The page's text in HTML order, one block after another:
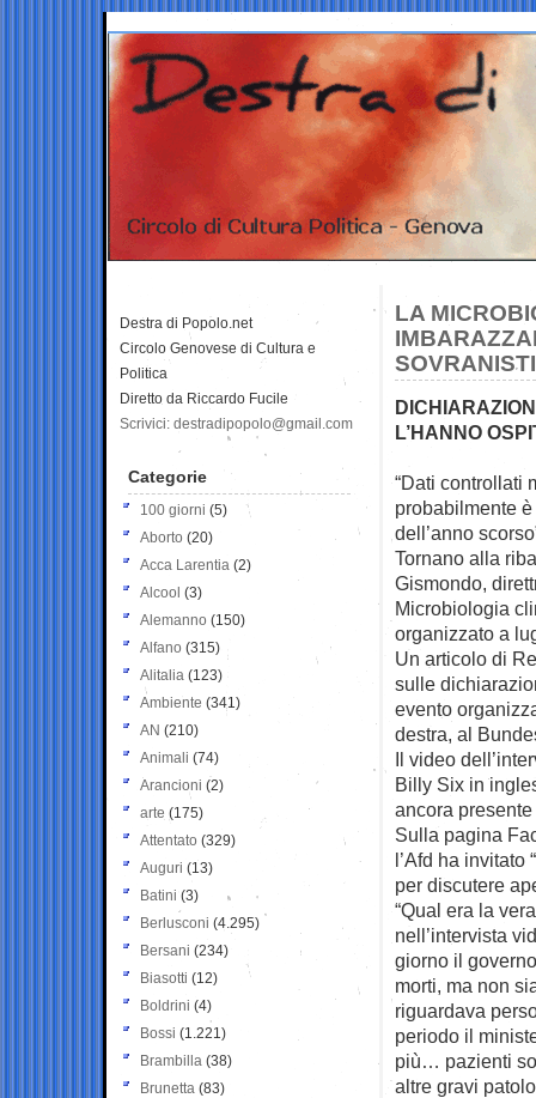
LA
L’HANNO
“Dati controllati
probabilmente
dell’anno
Tornano alla
Gismondo,
Microbiologia
organizzato a
Un articolo di
sulle
evento
destra, al
Il video
Billy Six in
ancora
Sulla pagina
l’Afd ha
per discutere
“Qual era la
nell’intervista
giorno il
morti, ma non
riguardava
periodo il
più… pazienti
altre gravi
Destra di Popolo.net
Circolo Genovese di Cultura e
Politica
Diretto da Riccardo Fucile
Scrivici: destradipopolo@gmail.com
Categorie
100 giorni (5)
Aborto (20)
Acca Larentia (2)
Alcool (3)
Alemanno (150)
Alfano (315)
Alitalia (123)
Ambiente (341)
AN (210)
Animali (74)
Arancioni (2)
arte (175)
Attentato (329)
Auguri (13)
Batini (3)
Berlusconi (4.295)
Bersani (234)
Biasotti (12)
Boldrini (4)
Bossi (1.221)
Brambilla (38)
Brunetta (83)